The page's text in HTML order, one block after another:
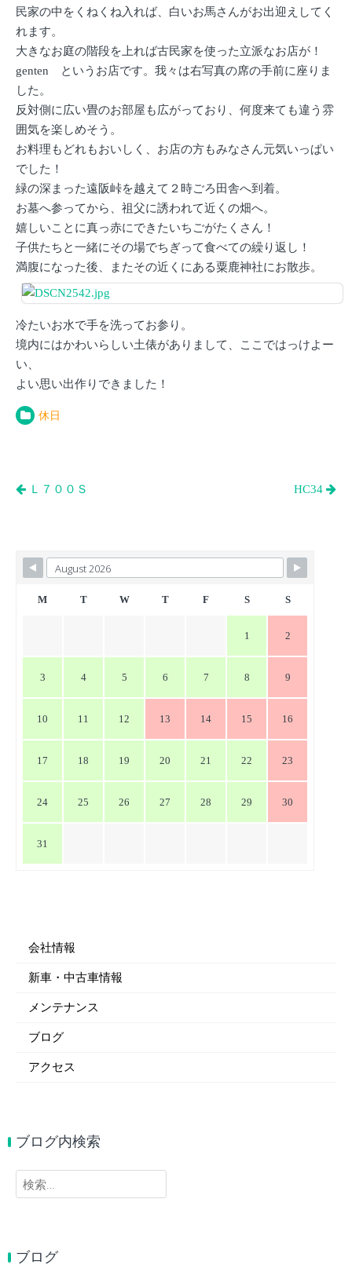
民家の中をくねくね入れば、白いお馬さんがお出迎えしてく
れます。
大きなお庭の階段を上れば古民家を使った立派なお店が！
genten というお店です。我々は右写真の席の手前に座りま
した。
反対側に広い畳のお部屋も広がっており、何度来ても違う雰
囲気を楽しめそう。
お料理もどれもおいしく、お店の方もみなさん元気いっぱい
でした！
緑の深まった遠阪峠を越えて２時ごろ田舎へ到着。
お墓へ参ってから、祖父に誘われて近くの畑へ。
嬉しいことに真っ赤にできたいちごがたくさん！
子供たちと一緒にその場でちぎって食べての繰り返し！
満腹になった後、またその近くにある粟鹿神社にお散歩。
冷たいお水で手を洗ってお参り。
境内にはかわいらしい土俵がありまして、ここではっけよー
い、
よい思い出作りできました！
休日
投
ビ
ゲ
Ｌ７００Ｓ HC34
M T W T F S S
1 2
3 4 5 6 7 8 9
10 11 12 13 14 15 16
17 18 19 20 21 22 23
24 25 26 27 28 29 30
31
会社情報
新車・中古車情報
メンテナンス
ブログ
アクセス
ブログ内検索
検
索:
ブログ